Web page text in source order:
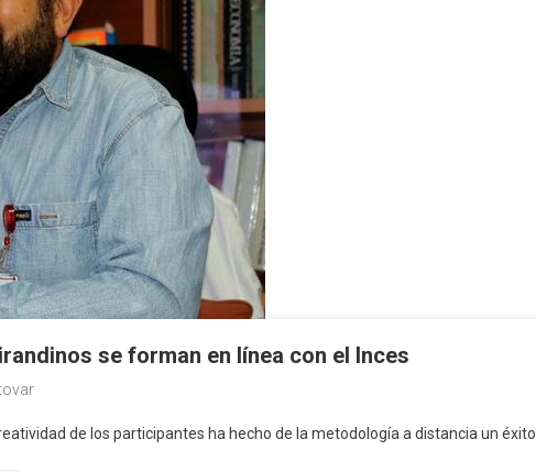
se forman en línea con el Inces
de los participantes ha hecho de la metodología a distancia un éxito